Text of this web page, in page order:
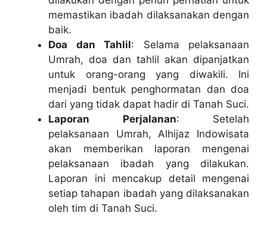
memastikan ibadah dilaksanakan dengan
baik.
Doa dan Tahlil: Selama pelaksanaan
Umrah, doa dan tahlil akan dipanjatkan
untuk orang-orang yang diwakili. Ini
menjadi bentuk penghormatan dan doa
dari yang tidak dapat hadir di Tanah Suci.
Laporan Perjalanan: Setelah
pelaksanaan Umrah, Alhijaz Indowisata
akan memberikan laporan mengenai
pelaksanaan ibadah yang dilakukan.
Laporan ini mencakup detail mengenai
setiap tahapan ibadah yang dilaksanakan
oleh tim di Tanah Suci.